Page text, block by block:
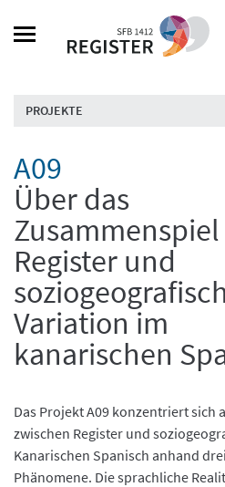
PROJEKTE
A09
Über das
Register und
Variation im
kanarischen
Das Projekt A09 konzentriert sich
zwischen Register und
Kanarischen Spanisch anhand
Phänomene. Die sprachliche